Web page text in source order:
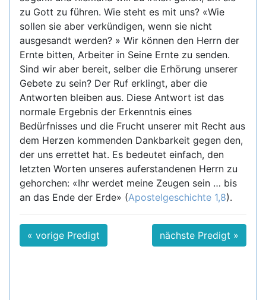
zu Gott zu führen. Wie steht es mit uns? «Wie
sollen sie aber verkündigen, wenn sie nicht
ausgesandt werden? » Wir können den Herrn der
Ernte bitten, Arbeiter in Seine Ernte zu senden.
Sind wir aber bereit, selber die Erhörung unserer
Gebete zu sein? Der Ruf erklingt, aber die
Antworten bleiben aus. Diese Antwort ist das
normale Ergebnis der Erkenntnis eines
Bedürfnisses und die Frucht unserer mit Recht aus
dem Herzen kommenden Dankbarkeit gegen den,
der uns errettet hat. Es bedeutet einfach, den
letzten Worten unseres auferstandenen Herrn zu
gehorchen: «Ihr werdet meine Zeugen sein … bis
an das Ende der Erde» (Apostelgeschichte 1,8).
« vorige Predigt nächste Predigt »